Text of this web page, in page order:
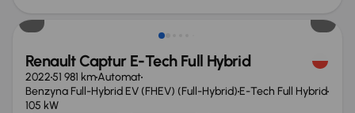
Renault Captur E-Tech Full Hybrid
202251 981 kmAutomat
Benzyna Full-Hybrid EV (FHEV) (Full-Hybrid) E-Tech Full Hybrid
105 kW